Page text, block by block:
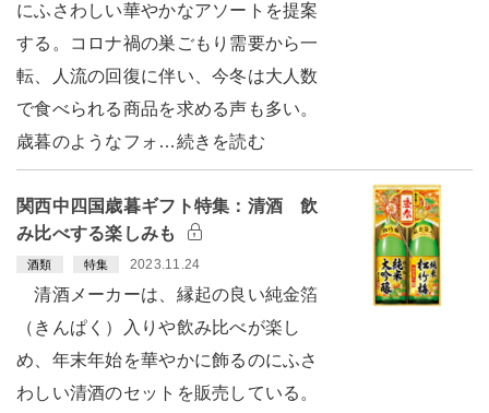
にふさわしい華やかなアソートを提案
する。コロナ禍の巣ごもり需要から一
転、人流の回復に伴い、今冬は大人数
で食べられる商品を求める声も多い。
歳暮のようなフォ…続きを読む
関西中四国歳暮ギフト特集：清酒 飲
み比べする楽しみも
酒類 特集 2023.11.24
清酒メーカーは、縁起の良い純金箔
（きんぱく）入りや飲み比べが楽し
め、年末年始を華やかに飾るのにふさ
わしい清酒のセットを販売している。